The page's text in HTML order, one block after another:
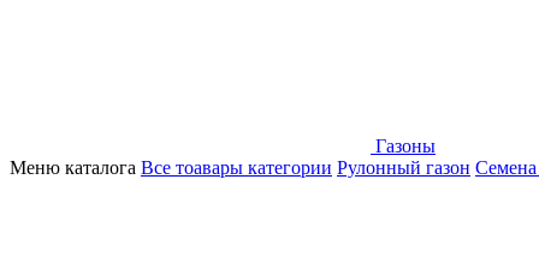
Газоны
Меню каталога Все тоавары категории Рулонный газон Семена